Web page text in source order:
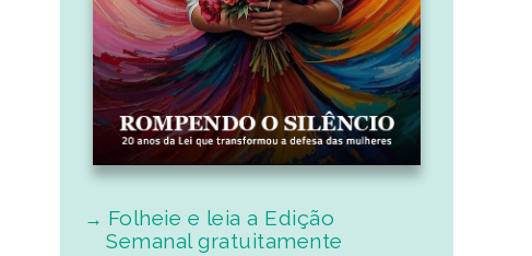
Folheie e leia a Edição
Semanal gratuitamente